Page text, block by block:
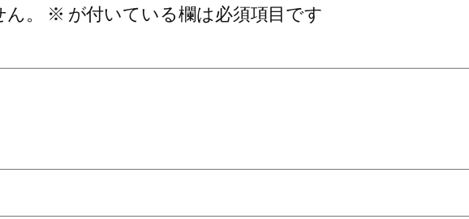
。
※ が付いている欄は必須項目です